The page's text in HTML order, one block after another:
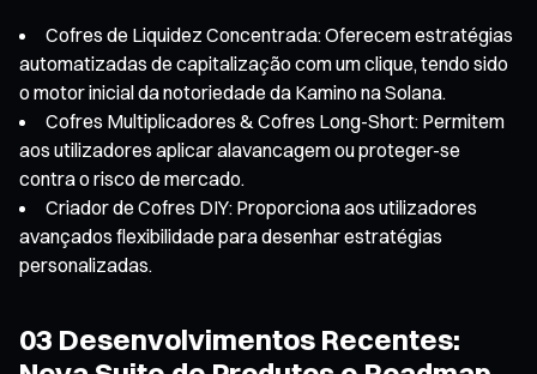
Cofres de Liquidez Concentrada: Oferecem estratégias
automatizadas de capitalização com um clique, tendo sido
o motor inicial da notoriedade da Kamino na Solana.
Cofres Multiplicadores & Cofres Long-Short: Permitem
aos utilizadores aplicar alavancagem ou proteger-se
contra o risco de mercado.
Criador de Cofres DIY: Proporciona aos utilizadores
avançados flexibilidade para desenhar estratégias
personalizadas.
03 Desenvolvimentos Recentes: